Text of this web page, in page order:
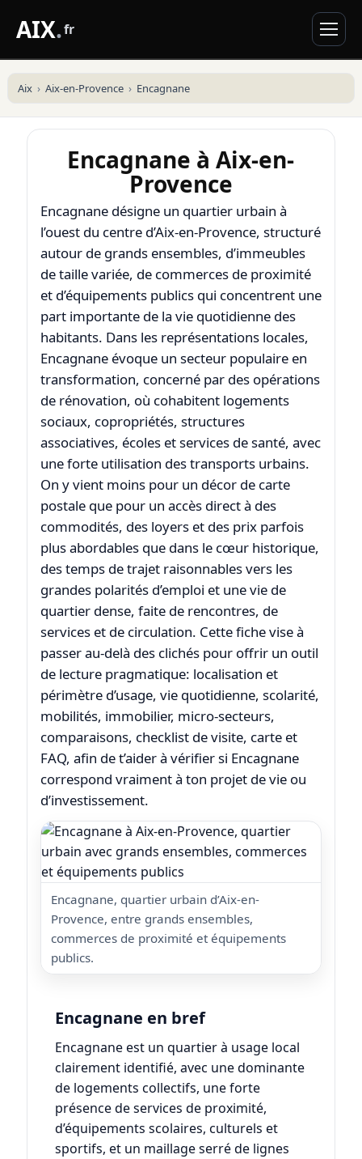
AIX.fr
Aix Aix-en-Provence Encagnane
Encagnane à Aix-en-
Provence
Encagnane désigne un quartier urbain à
l’ouest du centre d’Aix-en-Provence, structuré
autour de grands ensembles, d’immeubles
de taille variée, de commerces de proximité
et d’équipements publics qui concentrent une
part importante de la vie quotidienne des
habitants. Dans les représentations locales,
Encagnane évoque un secteur populaire en
transformation, concerné par des opérations
de rénovation, où cohabitent logements
sociaux, copropriétés, structures
associatives, écoles et services de santé, avec
une forte utilisation des transports urbains.
On y vient moins pour un décor de carte
postale que pour un accès direct à des
commodités, des loyers et des prix parfois
plus abordables que dans le cœur historique,
des temps de trajet raisonnables vers les
grandes polarités d’emploi et une vie de
quartier dense, faite de rencontres, de
services et de circulation. Cette fiche vise à
passer au-delà des clichés pour offrir un outil
de lecture pragmatique: localisation et
périmètre d’usage, vie quotidienne, scolarité,
mobilités, immobilier, micro-secteurs,
comparaisons, checklist de visite, carte et
FAQ, afin de t’aider à vérifier si Encagnane
correspond vraiment à ton projet de vie ou
d’investissement.
Encagnane, quartier urbain d’Aix-en-
Provence, entre grands ensembles,
commerces de proximité et équipements
publics.
Encagnane en bref
Encagnane est un quartier à usage local
clairement identifié, avec une dominante
de logements collectifs, une forte
présence de services de proximité,
d’équipements scolaires, culturels et
sportifs, et un maillage serré de lignes